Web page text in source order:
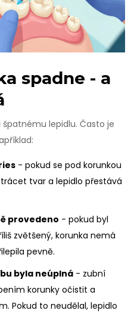
spadne - a
špatnému lepidlu. Často je
- pokud se pod korunkou
tvar a lepidlo přestává
provedeno - pokud byl
zvětšený, korunka nemá
pevně.
byla neúplná - zubní
korunky očistit a
Pokud to neudělal, lepidlo